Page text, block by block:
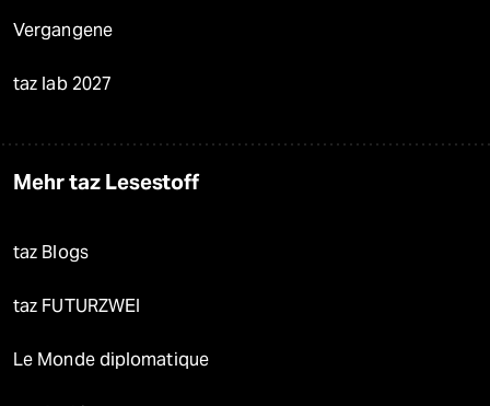
Vergangene
taz lab 2027
Mehr taz Lesestoff
taz Blogs
taz FUTURZWEI
Le Monde diplomatique